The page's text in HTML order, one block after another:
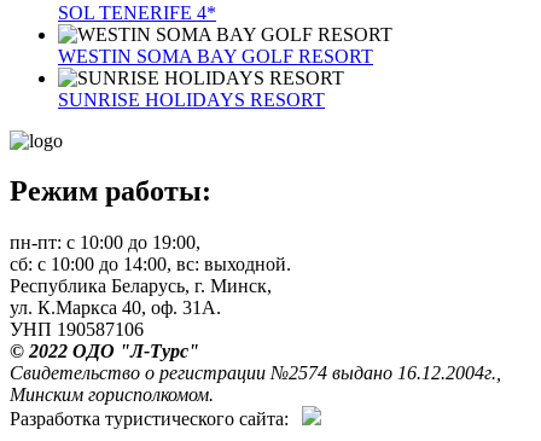
SOL TENERIFE 4*
WESTIN SOMA BAY GOLF RESORT
SUNRISE HOLIDAYS RESORT
Режим работы:
пн-пт: с 10:00 до 19:00,
сб: с 10:00 до 14:00, вс: выходной.
Республика Беларусь, г. Минск,
ул. К.Маркса 40, оф. 31А.
УНП 190587106
© 2022 ОДО "Л-Турс"
Свидетельство о регистрации №2574 выдано 16.12.2004г.,
Минским горисполкомом.
Разработка туристического сайта: